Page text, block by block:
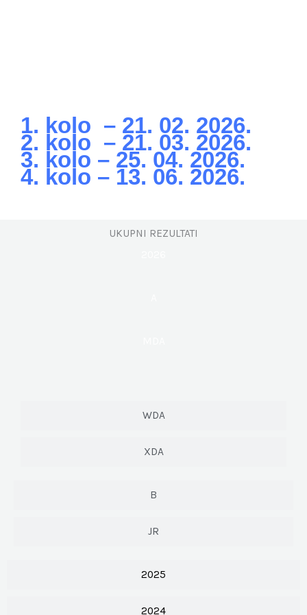
1. kolo – 21. 02. 2026.
2. kolo – 21. 03. 2026.
3. kolo – 25. 04. 2026.
4. kolo – 13. 06. 2026.
UKUPNI REZULTATI
2025
2024
B
JR
WDA
XDA